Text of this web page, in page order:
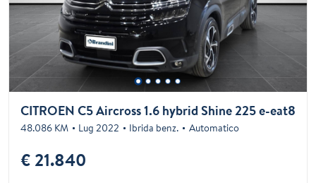
CITROEN C5 Aircross 1.6 hybrid Shine 225 e-eat8
48.086 KM Lug 2022 Ibrida benz. Automatico
€ 21.840